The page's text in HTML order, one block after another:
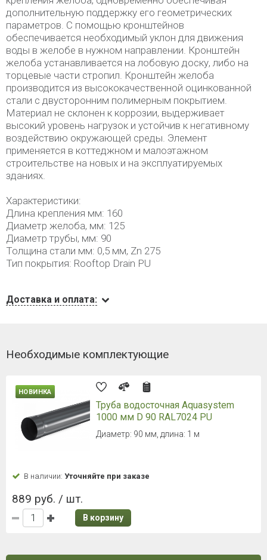
дополнительную поддержку его геометрических
параметров. С помощью кронштейнов
обеспечивается необходимый уклон для движения
воды в желобе в нужном направлении. Кронштейн
желоба устанавливается на лобовую доску, либо на
торцевые части стропил. Кронштейн желоба
производится из высококачественной оцинкованной
стали с двусторонним полимерным покрытием.
Материал не склонен к коррозии, выдерживает
высокий уровень нагрузок и устойчив к негативному
воздействию окружающей среды. Элемент
применяется в коттеджном и малоэтажном
строительстве на новых и на эксплуатируемых
зданиях.
Характеристики:
Длина крепления мм: 160
Диаметр желоба, мм: 125
Диаметр трубы, мм: 90
Толщина стали мм: 0,5 мм, Zn 275
Тип покрытия: Rooftop Drain PU
Доставка и оплата:
Необходимые комплектующие
НОВИНКА
Труба водосточная Aquasystem
1000 мм D 90 RAL7024 PU
Диаметр: 90 мм, длина: 1 м
В наличии: Уточняйте при заказе
889 руб. / шт.
В корзину